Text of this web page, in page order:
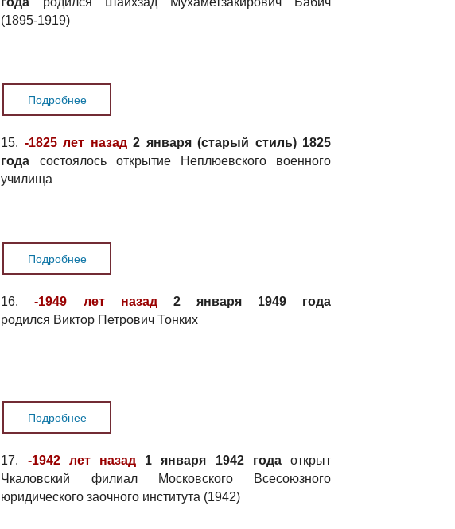
(1895-1919)
Подробнее
15. -1825 лет назад2 января (старый стиль) 1825
года состоялось открытие Неплюевского военного
училища
Подробнее
16.-1949 лет назад2 января 1949 года
родился Виктор Петрович Тонких
Подробнее
17. -1942 лет назад 1 января 1942 годаоткрыт
Чкаловский филиал Московского Всесоюзного
юридического заочного института (1942)